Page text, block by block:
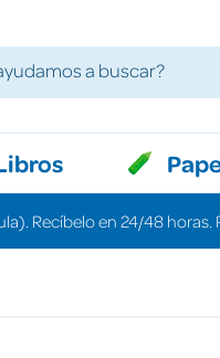
Recíbelo en 24/48 horas.